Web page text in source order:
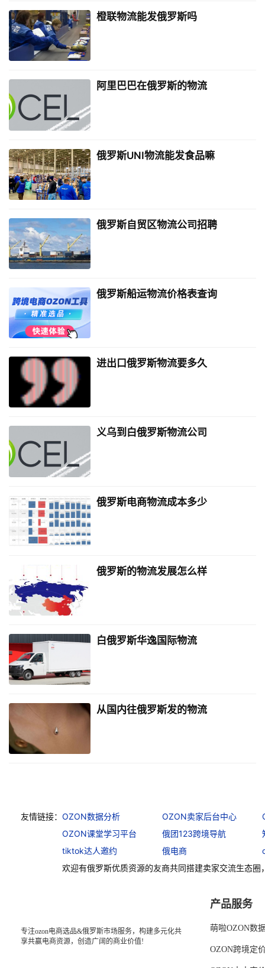
橙联物流能发俄罗斯吗
阿里巴巴在俄罗斯的物流
俄罗斯UNI物流能发食品嘛
俄罗斯自贸区物流公司招聘
俄罗斯船运物流价格表查询
进出口俄罗斯物流要多久
义乌到白俄罗斯物流公司
俄罗斯电商物流成本多少
俄罗斯的物流发展怎么样
白俄罗斯华逸国际物流
从国内往俄罗斯发的物流
友情链接： OZON数据分析 OZON卖家后台中心
OZON课堂学习平台
俄团123跨境导航
tiktok达人邀约
俄电商
欢迎有俄罗斯优质资源的友商共同搭建卖家交流生态圈
专注ozon电商选品&俄罗斯市场服务，构建多元化共
享共赢电商资源，创造广阔的商业价值!
产品服务
萌啦OZON数
OZON跨境定